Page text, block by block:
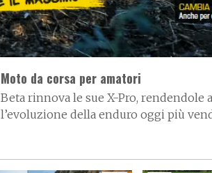
Moto da corsa per amatori
Beta rinnova le sue X-Pro, rendendole
l’evoluzione della enduro oggi più